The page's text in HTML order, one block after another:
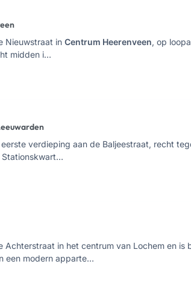
Nieuwstraat in Centrum Heerenveen, op
midden i…
verdieping aan de Baljeestraat, recht
Stationskwart…
Achterstraat in het centrum van Lochem en is
een modern apparte…